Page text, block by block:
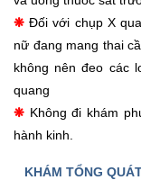
❋ Đối với chụp X
nữ đang mang thai
không nên đeo các
quang
❋ Không đi khám
hành kinh.
KHÁM TỔNG